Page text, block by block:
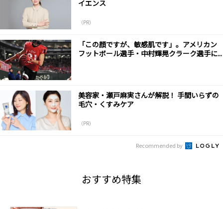
イエンス
（PR）
「この顔ですが、敏感肌です」。アメリカン
フットボール選手・中村輝晃クラーク選手に...
美容家・瀬戸麻実さんが解説！ 手間いらずの
毛穴・くすみケア
（PR）
Recommended by
おすすめ特集